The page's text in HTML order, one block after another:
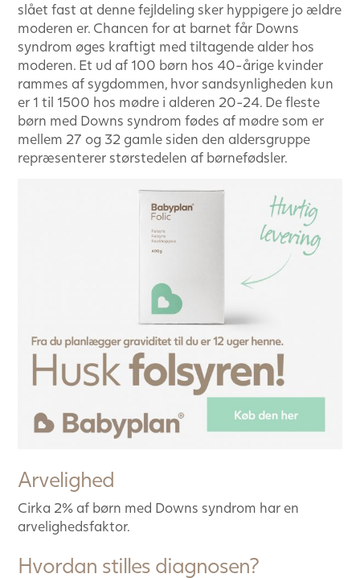
slået fast at denne fejldeling sker hyppigere jo ældre
moderen er. Chancen for at barnet får Downs
syndrom øges kraftigt med tiltagende alder hos
moderen. Et ud af 100 børn hos 40-årige kvinder
rammes af sygdommen, hvor sandsynligheden kun
er 1 til 1500 hos mødre i alderen 20-24. De fleste
børn med Downs syndrom fødes af mødre som er
mellem 27 og 32 gamle siden den aldersgruppe
repræsenterer størstedelen af børnefødsler.
Arvelighed
Cirka 2% af børn med Downs syndrom har en
arvelighedsfaktor.
Hvordan stilles diagnosen?